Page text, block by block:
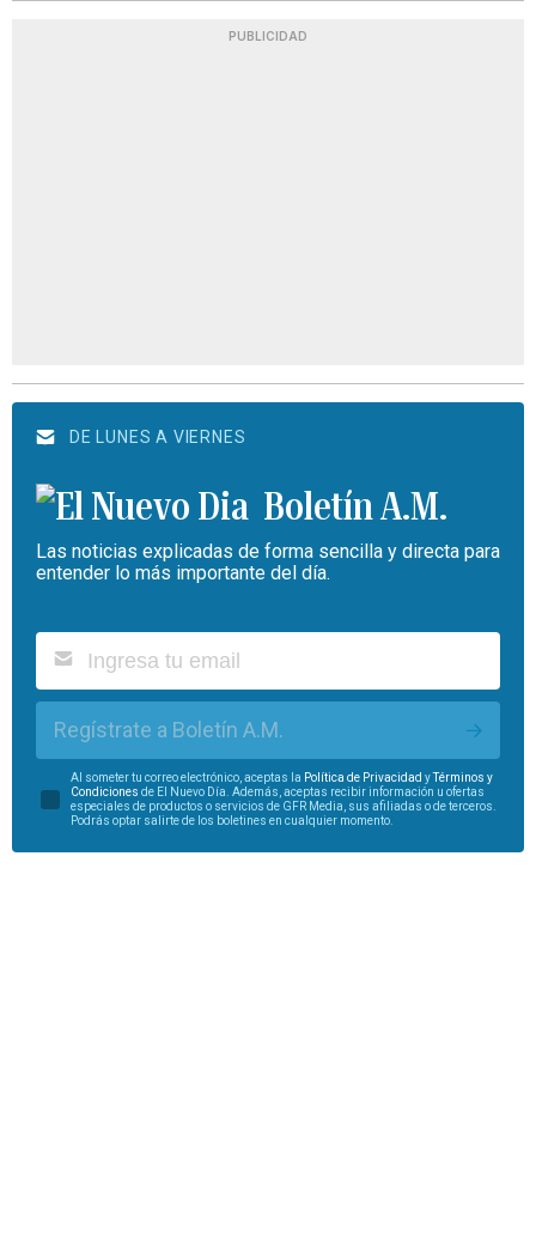
PUBLICIDAD
DE LUNES A VIERNES
Boletín A.M.
Las noticias explicadas de forma sencilla y directa para
entender lo más importante del día.
Regístrate a Boletín A.M.
Al someter tu correo electrónico, aceptas la Política de Privacidad yTérminos y
Condiciones de El Nuevo Día. Además, aceptas recibir información u ofertas
especiales de productos o servicios de GFR Media, sus afiliadas o de terceros.
Podrás optar salirte de los boletines en cualquier momento.